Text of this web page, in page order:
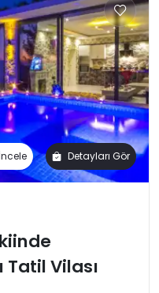
İncele Detayları Gör
Vilası